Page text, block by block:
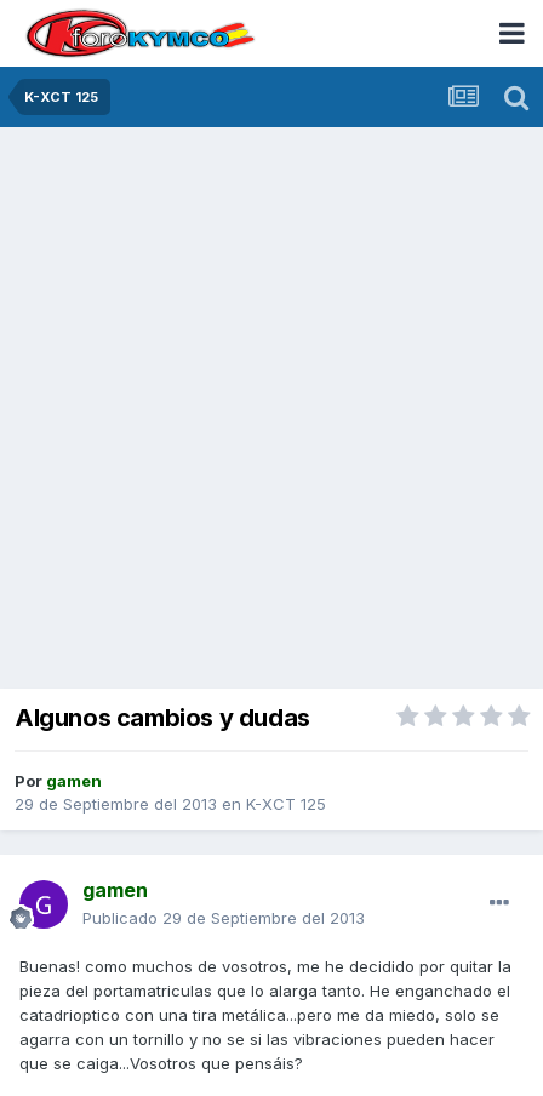
K-XCT 125
Algunos cambios y dudas
Por gamen
29 de Septiembre del 2013 en K-XCT 125
gamen
Publicado 29 de Septiembre del 2013
Buenas! como muchos de vosotros, me he decidido por quitar la
pieza del portamatriculas que lo alarga tanto. He enganchado el
catadrioptico con una tira metálica...pero me da miedo, solo se
agarra con un tornillo y no se si las vibraciones pueden hacer
que se caiga...Vosotros que pensáis?